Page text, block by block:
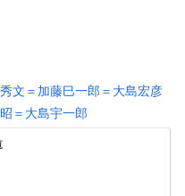
文＝加藤巳一郎＝大島宏彦
＝大島宇一郎